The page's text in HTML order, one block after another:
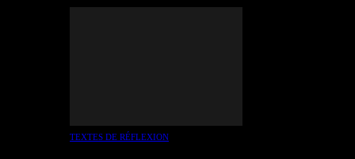
TEXTES DE RÉFLEXION